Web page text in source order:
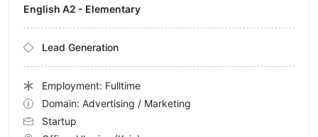
English A2 - Elementary
Lead Generation
Employment: Fulltime
Domain: Advertising / Marketing
Startup